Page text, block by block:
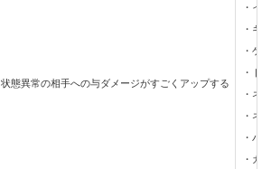
状態異常の相手への与ダメージがすごくアップする
・イ
・キ
・ゲ
・ド
・ネ
・ネ
・バ
・ガ